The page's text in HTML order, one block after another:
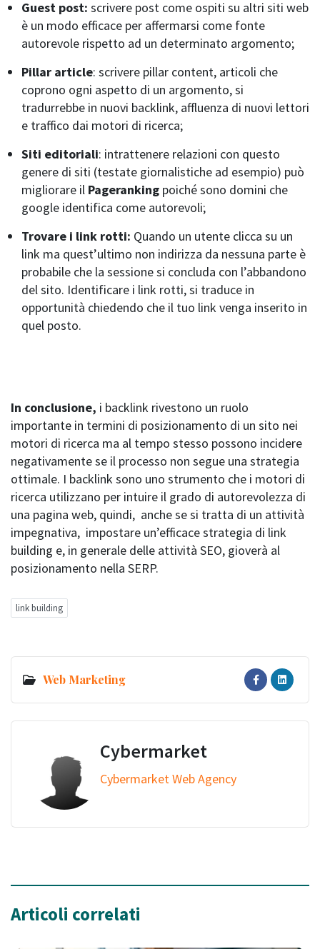
Guest post: scrivere post come ospiti su altri siti web
è un modo efficace per affermarsi come fonte
autorevole rispetto ad un determinato argomento;
Pillar article: scrivere pillar content, articoli che
coprono ogni aspetto di un argomento, si
tradurrebbe in nuovi backlink, affluenza di nuovi lettori
e traffico dai motori di ricerca;
Siti editoriali: intrattenere relazioni con questo
genere di siti (testate giornalistiche ad esempio) può
migliorare il Pageranking poiché sono domini che
google identifica come autorevoli;
Trovare i link rotti: Quando un utente clicca su un
link ma quest’ultimo non indirizza da nessuna parte è
probabile che la sessione si concluda con l’abbandono
del sito. Identificare i link rotti, si traduce in
opportunità chiedendo che il tuo link venga inserito in
quel posto.
In conclusione, i backlink rivestono un ruolo
importante in termini di posizionamento di un sito nei
motori di ricerca ma al tempo stesso possono incidere
negativamente se il processo non segue una strategia
ottimale. I backlink sono uno strumento che i motori di
ricerca utilizzano per intuire il grado di autorevolezza di
una pagina web, quindi, anche se si tratta di un attività
impegnativa, impostare un’efficace strategia di link
building e, in generale delle attività SEO, gioverà al
posizionamento nella SERP.
link building
Web Marketing
Cybermarket
Cybermarket Web Agency
Articoli correlati